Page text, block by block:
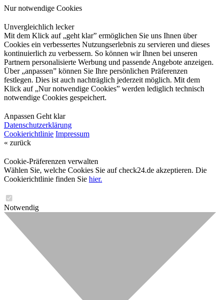
Nur notwendige Cookies
Unvergleichlich lecker
Mit dem Klick auf „geht klar” ermöglichen Sie uns Ihnen über
Cookies ein verbessertes Nutzungserlebnis zu servieren und dieses
kontinuierlich zu verbessern. So können wir Ihnen bei unseren
Partnern personalisierte Werbung und passende Angebote anzeigen.
Über „anpassen” können Sie Ihre persönlichen Präferenzen
festlegen. Dies ist auch nachträglich jederzeit möglich. Mit dem
Klick auf „Nur notwendige Cookies” werden lediglich technisch
notwendige Cookies gespeichert.
Anpassen Geht klar
Datenschutzerklärung
Cookierichtlinie Impressum
« zurück
Cookie-Präferenzen verwalten
Wählen Sie, welche Cookies Sie auf check24.de akzeptieren. Die
Cookierichtlinie finden Sie hier.
Notwendig